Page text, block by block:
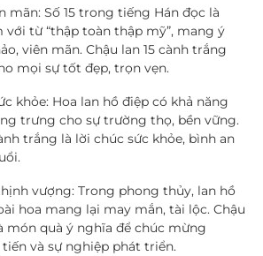
mãn: Số 15 trong tiếng Hán đọc là
với từ “thập toàn thập mỹ”, mang ý
viên mãn. Chậu lan 15 cành trắng
mọi sự tốt đẹp, trọn vẹn.
khỏe: Hoa lan hồ điệp có khả năng
trưng cho sự trường thọ, bền vững.
trắng là lời chúc sức khỏe, bình an
vượng: Trong phong thủy, lan hồ
hoa mang lại may mắn, tài lộc. Chậu
món quà ý nghĩa để chúc mừng
và sự nghiệp phát triển.